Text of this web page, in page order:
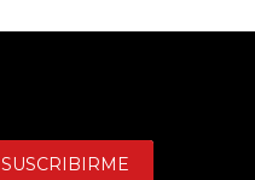
SUSCRIBIRME